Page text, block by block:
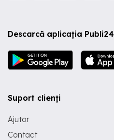
Descarcă aplicația Publi24
Suport clienți
Ajutor
Contact